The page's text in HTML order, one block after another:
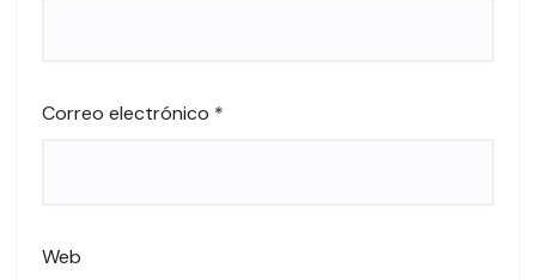
Correo electrónico *
Web